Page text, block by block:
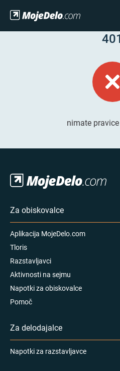
401
nimate
Za obiskovalce
Aplikacija MojeDelo.com
Tloris
Razstavljavci
Aktivnosti na sejmu
Napotki za obiskovalce
Pomoč
Za delodajalce
Napotki za razstavljavce